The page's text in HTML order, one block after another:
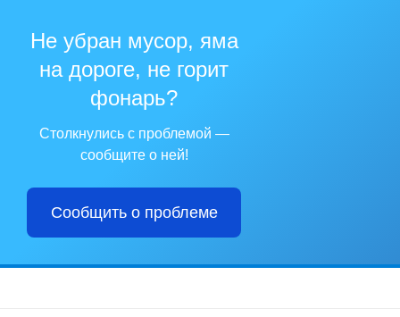
Не убран мусор, яма
на дороге, не горит
фонарь?
Столкнулись с проблемой —
сообщите о ней!
Сообщить о проблеме